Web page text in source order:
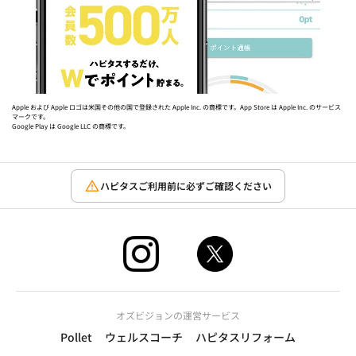
Apple および Apple ロゴは米国その他の国で登録された Apple Inc. の商標です。App Store は Apple Inc. のサービス
マークです。
Google Play は Google LLC の商標です。
ハピタスご利用前に必ずご確認ください
オズビジョンの運営サービス
Pollet ウェルスコーチ ハピタスリフォーム